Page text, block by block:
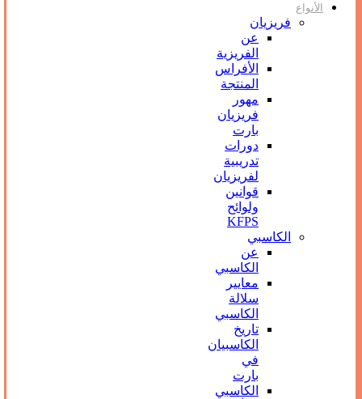
الأنواع
فریزیان
عن
الفريزية
الأفراس
المنتجة
مهور
فريزيان
بارت
دورات
تدريبية
لفريزيان
قوانين
ولوائح
KFPS
الكاسبي
عن
الكاسبي
معايير
سلالة
الكاسبي
تاريخ
الكاسبيان
في
بارت
الكاسبي